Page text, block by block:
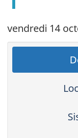
vendredi 14